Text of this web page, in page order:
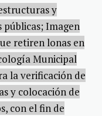
y
públicas; Imagen
retiren lonas en
Municipal
la verificación de
y colocación de
con el fin de